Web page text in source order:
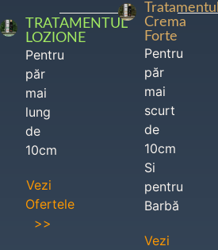
TRATAMENTUL
LOZIONE
Pentru
păr
mai
lung
de
10cm
Vezi
Ofertele
>>
Tratamentul
Crema
Forte
Pentru
păr
mai
scurt
de
10cm
Si
pentru
Barbă
Vezi